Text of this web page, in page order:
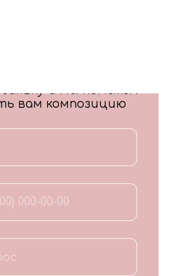
и мы поможем
вам композицию